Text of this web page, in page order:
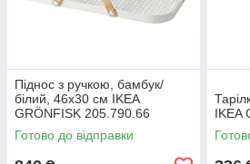
Піднос з ручкою, бамбук/
білий, 46x30 см IKEA
GRÖNFISK 205.790.66
Готово до відправки
IKEA